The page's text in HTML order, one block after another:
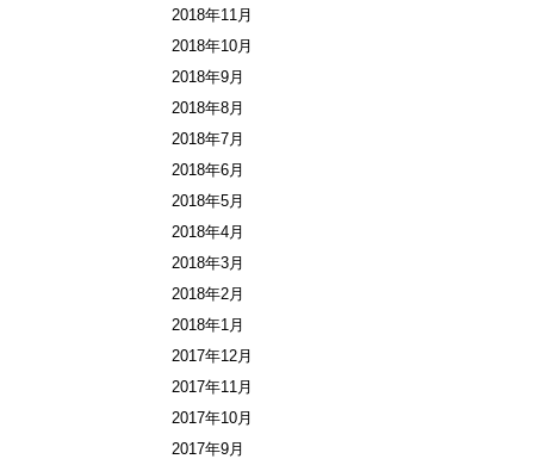
2018年11月
2018年10月
2018年9月
2018年8月
2018年7月
2018年6月
2018年5月
2018年4月
2018年3月
2018年2月
2018年1月
2017年12月
2017年11月
2017年10月
2017年9月